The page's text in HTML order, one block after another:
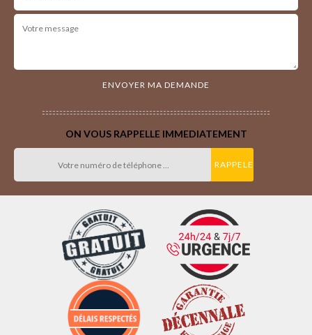
ON VOUS RAPPELLE IMMEDIATEMENT